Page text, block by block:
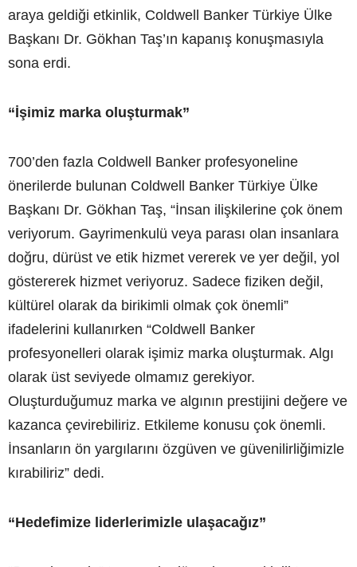
araya geldiği etkinlik, Coldwell Banker Türkiye Ülke
Başkanı Dr. Gökhan Taş’ın kapanış konuşmasıyla
sona erdi.
“İşimiz marka oluşturmak”
700’den fazla Coldwell Banker profesyoneline
önerilerde bulunan Coldwell Banker Türkiye Ülke
Başkanı Dr. Gökhan Taş, “İnsan ilişkilerine çok önem
veriyorum. Gayrimenkulü veya parası olan insanlara
doğru, dürüst ve etik hizmet vererek ve yer değil, yol
göstererek hizmet veriyoruz. Sadece fiziken değil,
kültürel olarak da birikimli olmak çok önemli”
ifadelerini kullanırken “Coldwell Banker
profesyonelleri olarak işimiz marka oluşturmak. Algı
olarak üst seviyede olmamız gerekiyor.
Oluşturduğumuz marka ve algının prestijini değere ve
kazanca çevirebiliriz. Etkileme konusu çok önemli.
İnsanların ön yargılarını özgüven ve güvenilirliğimizle
kırabiliriz” dedi.
“Hedefimize liderlerimizle ulaşacağız”